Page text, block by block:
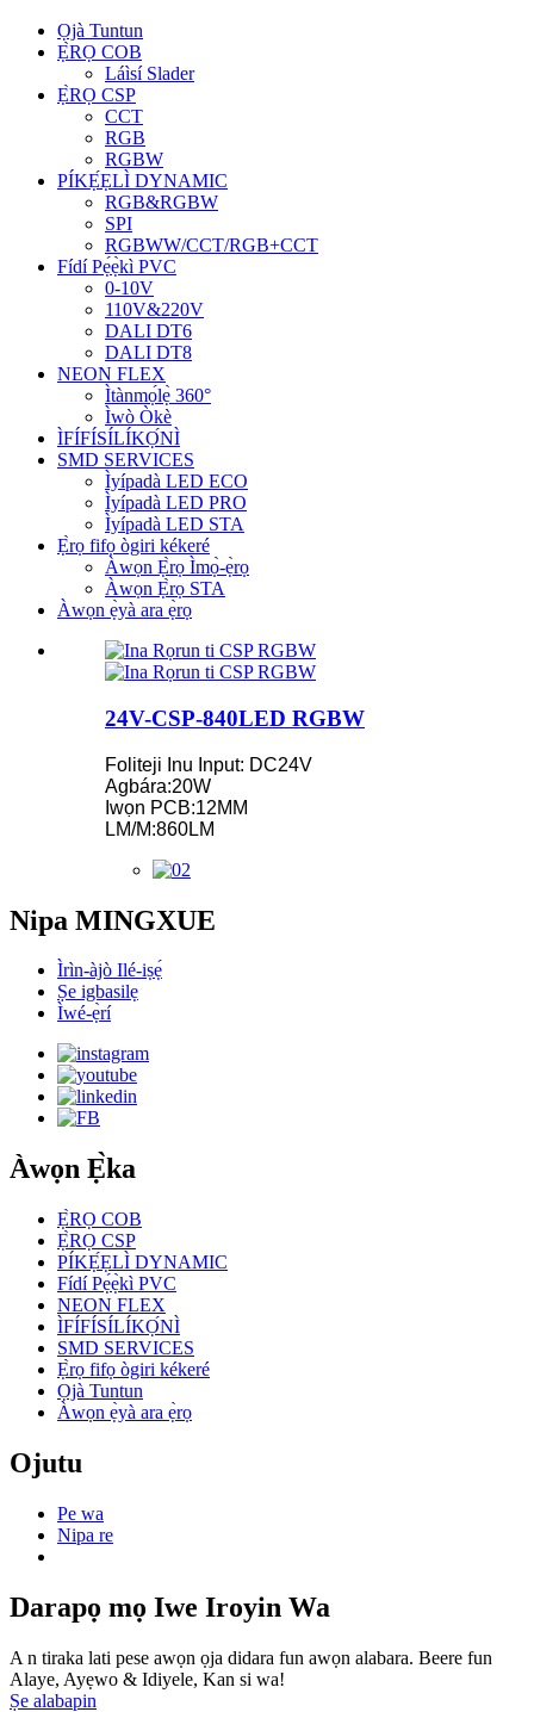
Ọjà Tuntun
Ẹ̀RỌ COB
Láìsí Slader
Ẹ̀RỌ CSP
CCT
RGB
RGBW
PÍKẸ́ẸLÌ DYNAMIC
RGB&RGBW
SPI
RGBWW/CCT/RGB+CCT
Fídí Pẹ́ẹ̀kì PVC
0-10V
110V&220V
DALI DT6
DALI DT8
NEON FLEX
Ìtànmọ́lẹ̀ 360°
Ìwò Òkè
ÌFÍFÍSÍLÍKỌ́NÌ
SMD SERVICES
Ìyípadà LED ECO
Ìyípadà LED PRO
Ìyípadà LED STA
Ẹ̀rọ fifọ ògiri kékeré
Àwọn Ẹ̀rọ Ìmọ̀-ẹ̀rọ
Àwọn Ẹ̀rọ STA
Àwọn ẹ̀yà ara ẹ̀rọ
24V-CSP-840LED RGBW
Foliteji Inu Input: DC24V
Agbára:20W
Iwọn PCB:12MM
LM/M:860LM
Nipa MINGXUE
Ìrìn-àjò Ilé-iṣẹ́
Ṣe igbasilẹ
Ìwé-ẹ̀rí
Àwọn Ẹ̀ka
Ẹ̀RỌ COB
Ẹ̀RỌ CSP
PÍKẸ́ẸLÌ DYNAMIC
Fídí Pẹ́ẹ̀kì PVC
NEON FLEX
ÌFÍFÍSÍLÍKỌ́NÌ
SMD SERVICES
Ẹ̀rọ fifọ ògiri kékeré
Ọjà Tuntun
Àwọn ẹ̀yà ara ẹ̀rọ
Ojutu
Pe wa
Nipa re
Darapọ mọ Iwe Iroyin Wa
A n tiraka lati pese awọn ọja didara fun awọn alabara. Beere fun
Alaye, Ayẹwo & Idiyele, Kan si wa!
Ṣe alabapin